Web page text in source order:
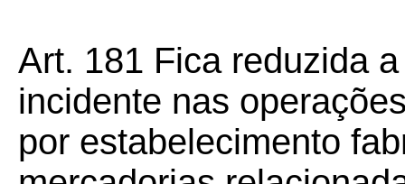
Art. 181 Fica reduzida
incidente nas
por estabelecimento